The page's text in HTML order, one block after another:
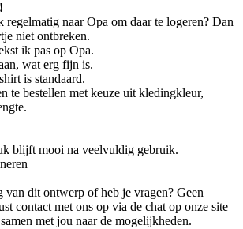
naar Opa om daar te logeren? Dan
niet ontbreken.
ik pas op Opa.
wat erg fijn is.
is standaard.
te bestellen met keuze uit kledingkleur,
blijft mooi na veelvuldig gebruik.
van dit ontwerp of heb je vragen? Geen
contact met ons op via de chat op onze site
met jou naar de mogelijkheden.